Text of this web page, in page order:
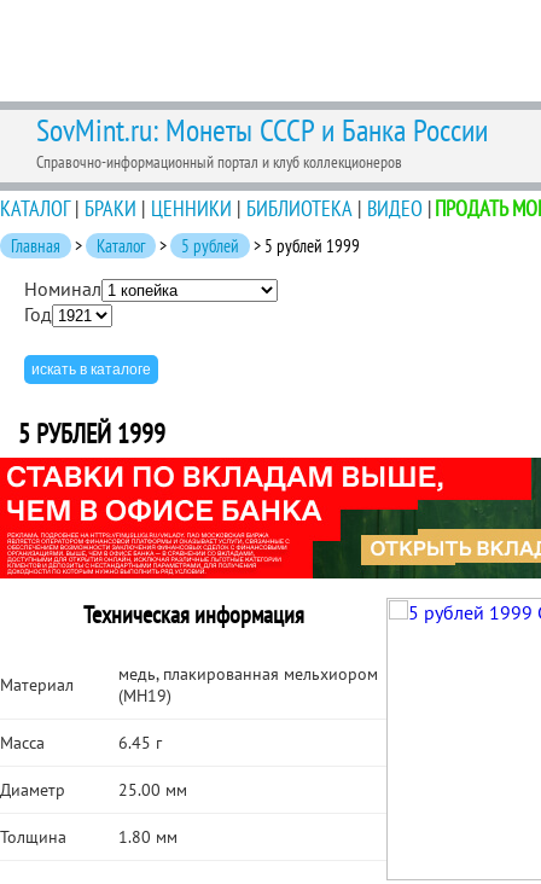
SovMint.ru: Монеты СССР и Банка России
Справочно-информационный портал и клуб коллекционеров
КАТАЛОГ| БРАКИ | ЦЕННИКИ | БИБЛИОТЕКА | ВИДЕО |ПРОДАТЬ
Главная > Каталог > 5 рублей > 5 рублей 1999
Номинал
Год
5 РУБЛЕЙ 1999
Техническая информация
Материал
медь, плакированная мельхиором
(МН19)
Масса 6.45 г
Диаметр 25.00 мм
Толщина 1.80 мм